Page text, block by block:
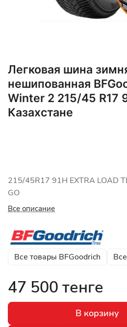
Легковая шина
нешипованная
Winter 2 215/45 R17
Казахстане
215/45R17 91H EXTRA LOAD
GO
Все описание
Все товары BFGoodrich
47 500 тенге
В корзину